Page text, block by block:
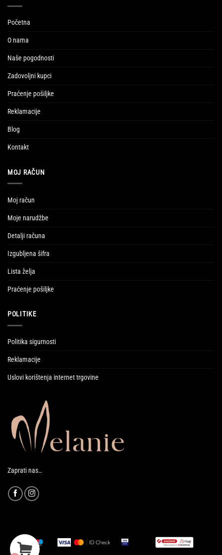
Početna
O nama
Naše pogodnosti
Zadovoljni kupci
Praćenje pošiljke
Reklamacije
Blog
Kontakt
MOJ RAČUN
Moj račun
Moje narudžbe
Detalji računa
Izgubljena šifra
Lista želja
Praćenje pošiljke
POLITIKE
Politika sigurnosti
Reklamacije
Uslovi korištenja internet trgovine
Zaprati nas…